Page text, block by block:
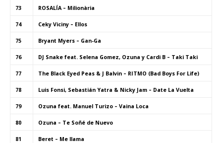
73 ROSALÍA – Milionària
74 Ceky Viciny – Ellos
75 Bryant Myers – Gan-Ga
76 DJ Snake feat. Selena Gomez, Ozuna y Cardi B – Taki Taki
77 The Black Eyed Peas & J Balvin – RITMO (Bad Boys For Life)
78 Luis Fonsi, Sebastián Yatra & Nicky Jam – Date La Vuelta
79 Ozuna feat. Manuel Turizo – Vaina Loca
80 Ozuna – Te Soñé de Nuevo
81 Beret – Me llama